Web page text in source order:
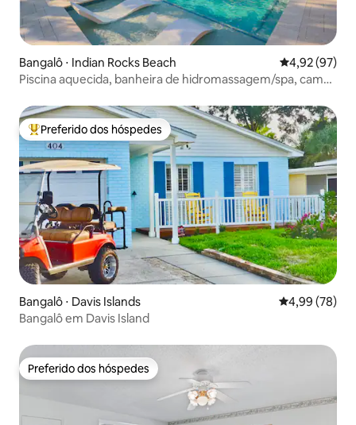
Bangalô ⋅ Indian Rocks Beach 4,92 de uma
4,92 (97)
Piscina aquecida, banheira de hidromassagem/spa, camas
Entre os melhores preferidos dos hóspedes
Preferido dos hóspedes
Bangalô ⋅ Davis Islands 4,99 de uma
4,99 (78)
Bangalô em Davis Island
Preferido dos hóspedes
Preferido dos hóspedes